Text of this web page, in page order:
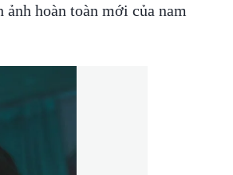
hoàn toàn mới của nam